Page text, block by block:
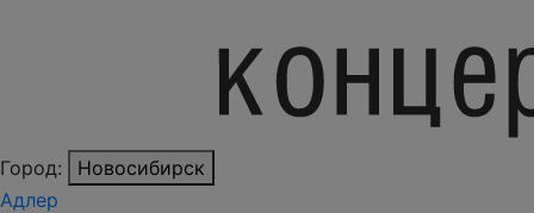
Город:
Новосибирск
Адлер